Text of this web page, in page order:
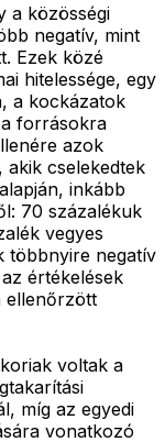
a közösségi
negatív, mint
Ezek közé
hitelessége, egy
a kockázatok
forrásokra
azok
akik cselekedtek
inkább
70 százalékuk
vegyes
többnyire negatív
értékelések
ellenőrzött
voltak a
míg az egyedi
vonatkozó